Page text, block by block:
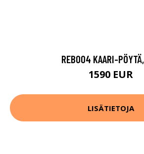
REB004 KAARI-
1590 EUR
LISÄTIETOJA